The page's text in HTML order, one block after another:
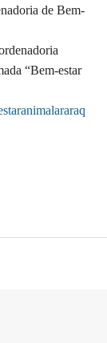
de Bem-
“Bem-estar